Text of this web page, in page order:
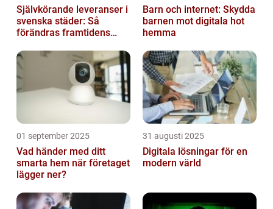
Självkörande leveranser i
svenska städer: Så
förändras framtidens
Barn och internet: Skydda
barnen mot digitala hot
hemma
01 september 2025
Vad händer med ditt
smarta hem när företaget
lägger ner?
31 augusti 2025
Digitala lösningar för en
modern värld